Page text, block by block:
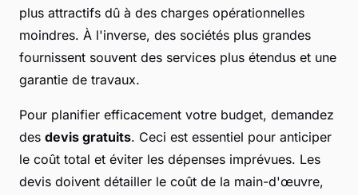
plus attractifs dû à des charges opérationnelles
moindres. À l'inverse, des sociétés plus grandes
fournissent souvent des services plus étendus et une
garantie de travaux.
Pour planifier efficacement votre budget, demandez
des devis gratuits. Ceci est essentiel pour anticiper
le coût total et éviter les dépenses imprévues. Les
devis doivent détailler le coût de la main-d'œuvre,